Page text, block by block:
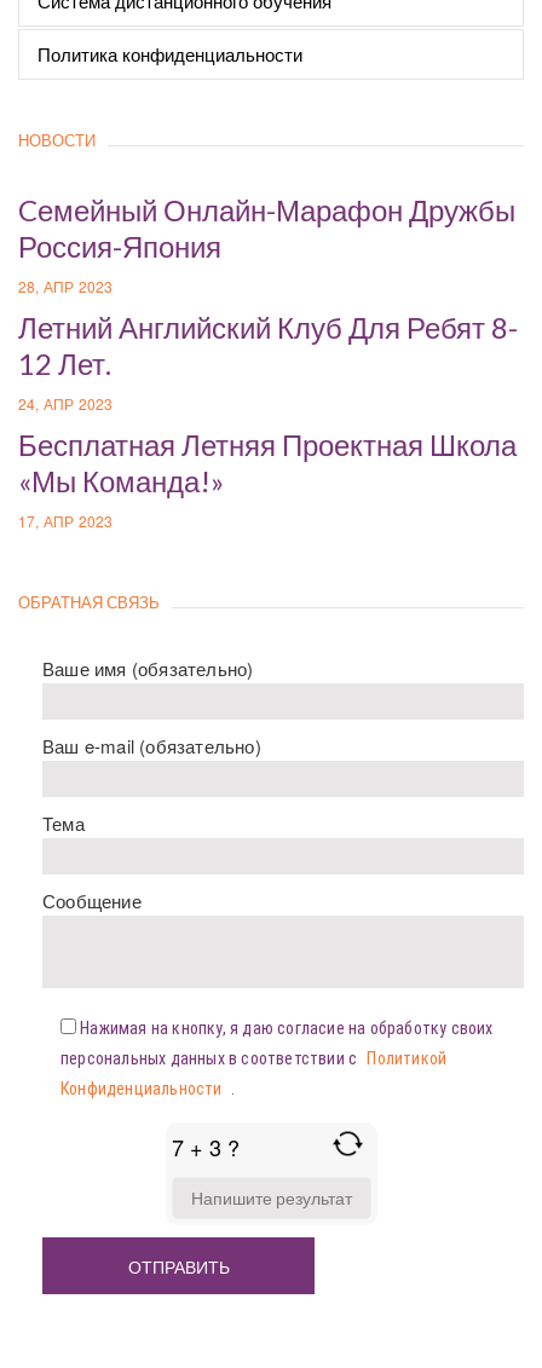
Политика конфиденциальности
НОВОСТИ
Cемейный Онлайн-Марафон Дружбы
Россия-Япония
28, АПР 2023
Летний Английский Клуб Для Ребят 8-
12 Лет.
24, АПР 2023
Бесплатная Летняя Проектная Школа
«Мы Команда!»
17, АПР 2023
ОБРАТНАЯ СВЯЗЬ
Ваше имя (обязательно)
Ваш e-mail (обязательно)
Тема
Сообщение
Нажимая на кнопку, я даю согласие на обработку своих
персональных данных в соответствии с
Политикой
Конфиденциальности
7 + 3 ?
FOR
+